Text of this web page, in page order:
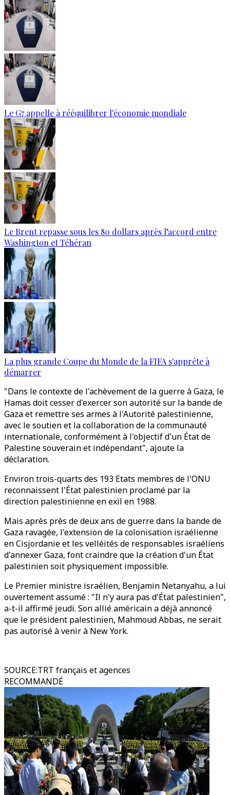
Le G7 appelle à rééquilibrer l'économie mondiale
Le Brent repasse sous les 80 dollars après l’accord entre
Washington et Téhéran
La plus grande Coupe du Monde de la FIFA s'apprête à
démarrer
"Dans le contexte de l'achèvement de la guerre à Gaza, le
Hamas doit cesser d'exercer son autorité sur la bande de
Gaza et remettre ses armes à l'Autorité palestinienne,
avec le soutien et la collaboration de la communauté
internationale, conformément à l'objectif d'un État de
Palestine souverain et indépendant", ajoute la
déclaration.
Environ trois-quarts des 193 Etats membres de l'ONU
reconnaissent l'État palestinien proclamé par la
direction palestinienne en exil en 1988.
Mais après près de deux ans de guerre dans la bande de
Gaza ravagée, l'extension de la colonisation israélienne
en Cisjordanie et les velléités de responsables israéliens
d'annexer Gaza, font craindre que la création d'un État
palestinien soit physiquement impossible.
Le Premier ministre israélien, Benjamin Netanyahu, a lui
ouvertement assumé : "Il n'y aura pas d'État palestinien",
a-t-il affirmé jeudi. Son allié américain a déjà annoncé
que le président palestinien, Mahmoud Abbas, ne serait
pas autorisé à venir à New York.
SOURCE:TRT français et agences
RECOMMANDÉ